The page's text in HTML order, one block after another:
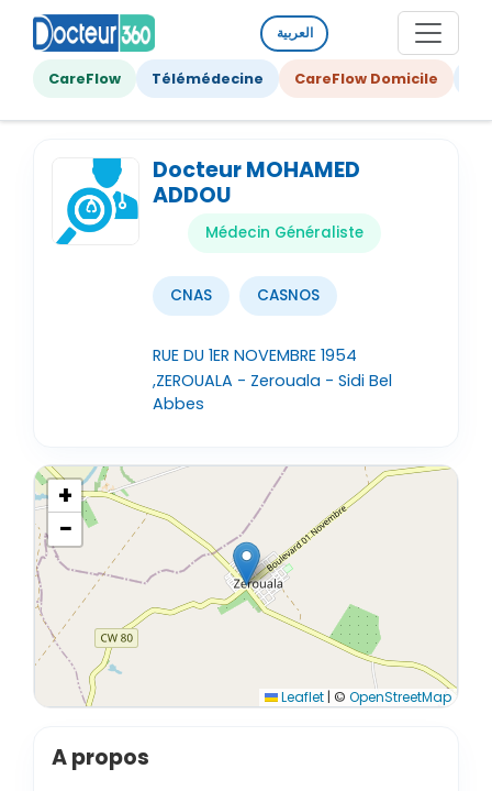
العربية
CareFlow Télémédecine CareFlow Domicile
Docteur MOHAMED
ADDOU
Médecin Généraliste
CNAS CASNOS
RUE DU 1ER NOVEMBRE 1954
,ZEROUALA - Zerouala - Sidi Bel
Abbes
+
−
Leaflet | © OpenStreetMap
A propos